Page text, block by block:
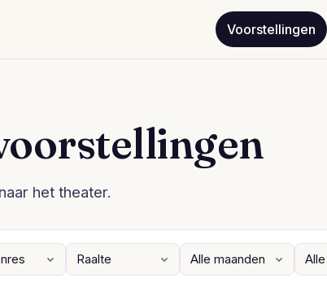
Voorstellingen
het theater.